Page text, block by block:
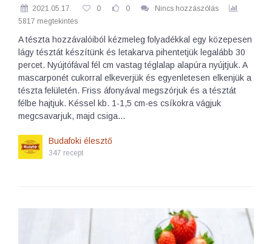
2021.05.17. 0 0
Nincs hozzászólás
5817 megtekintés
A tészta hozzávalóiból kézmeleg folyadékkal egy közepesen
lágy tésztát készítünk és letakarva pihentetjük legalább 30
percet. Nyújtófával fél cm vastag téglalap alapúra nyújtjuk. A
mascarponét cukorral elkeverjük és egyenletesen elkenjük a
tészta felületén. Friss áfonyával megszórjuk és a tésztát
félbe hajtjuk. Késsel kb. 1-1,5 cm-es csíkokra vágjuk
megcsavarjuk, majd csiga…
Budafoki élesztő
347 recept